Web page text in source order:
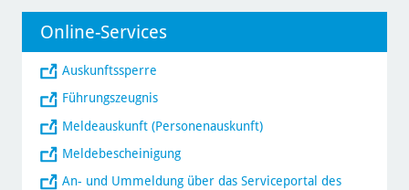
Online-Services
Auskunftssperre
Führungszeugnis
Meldeauskunft (Personenauskunft)
Meldebescheinigung
An- und Ummeldung über das Serviceportal des